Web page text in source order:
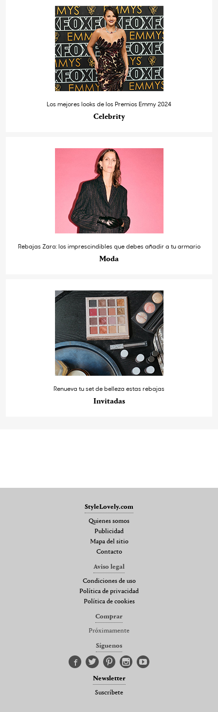
Los mejores looks de los Premios Emmy 2024
Celebrity
Rebajas Zara: los imprescindibles que debes añadir a tu armario
Moda
Renueva tu set de belleza estas rebajas
Invitadas
StyleLovely.com
Quienes somos
Publicidad
Mapa del sitio
Contacto
Aviso legal
Condiciones de uso
Política de privacidad
Política de cookies
Comprar
Próximamente
Síguenos
Newsletter
Suscríbete